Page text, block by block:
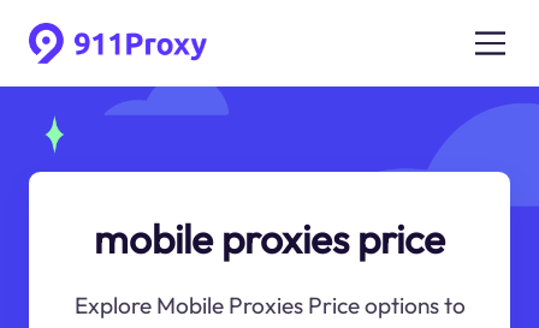
mobile proxies price
Explore Mobile Proxies Price options to